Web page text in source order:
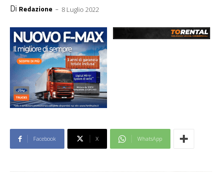
Di Redazione - 8 Luglio 2022
Facebook X WhatsApp